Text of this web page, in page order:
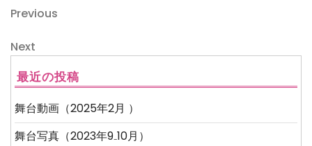
投
稿
ナ
ビ
ゲ
ー
Previous
Previous
Next
Next
最近の投稿
舞台動画（2025年2月 ）
舞台写真（2023年9₋10月）